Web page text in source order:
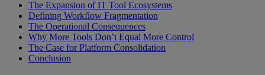
The Expansion of IT Tool Ecosystems
Defining Workflow Fragmentation
The Operational Consequences
Why More Tools Don’t Equal More Control
The Case for Platform Consolidation
Conclusion